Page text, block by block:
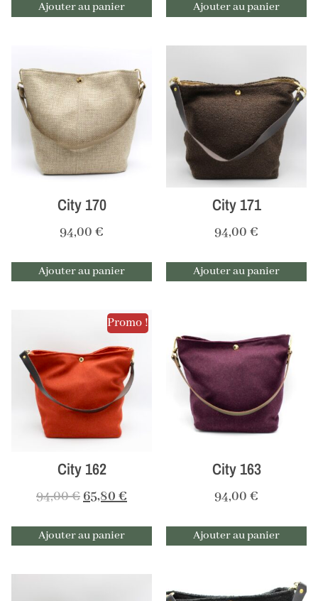
Ajouter au panier Ajouter au panier
City 170
94,00 €
Ajouter au panier
City 171
94,00 €
Ajouter au panier
Promo !
City 162
94,00€65,80€
Ajouter au panier
City 163
94,00 €
Ajouter au panier